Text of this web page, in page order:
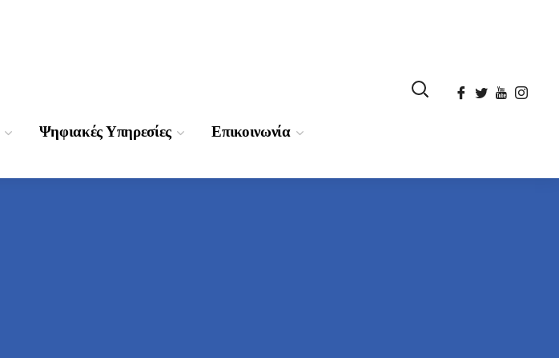
Ψηφιακές Υπηρεσίες Επικοινωνία